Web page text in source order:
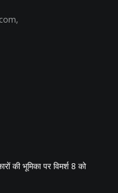
,
की भूमिका पर विमर्श 8 को